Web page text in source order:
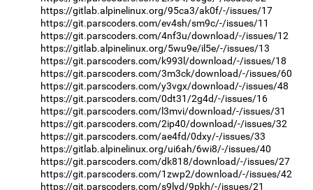
https://gitlab.alpinelinux.org/95ca3/ak0f/-/issues/17
https://git.parscoders.com/ev4sh/sm9c/-/issues/11
https://git.parscoders.com/4nf3u/download/-/issues/12
https://gitlab.alpinelinux.org/5wu9e/il5e/-/issues/13
https://git.parscoders.com/k993l/download/-/issues/18
https://git.parscoders.com/3m3ck/download/-/issues/60
https://git.parscoders.com/y3vgx/download/-/issues/48
https://git.parscoders.com/0dt31/2g4d/-/issues/16
https://git.parscoders.com/l3mvi/download/-/issues/31
https://git.parscoders.com/2ip40/download/-/issues/32
https://git.parscoders.com/ae4fd/0dxy/-/issues/33
https://gitlab.alpinelinux.org/ui6ah/6wi8/-/issues/40
https://git.parscoders.com/dk818/download/-/issues/27
https://git.parscoders.com/1zwp2/download/-/issues/42
https://git.parscoders.com/s9lyd/9pkh/-/issues/21